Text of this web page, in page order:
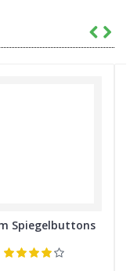
Spiegelbuttons